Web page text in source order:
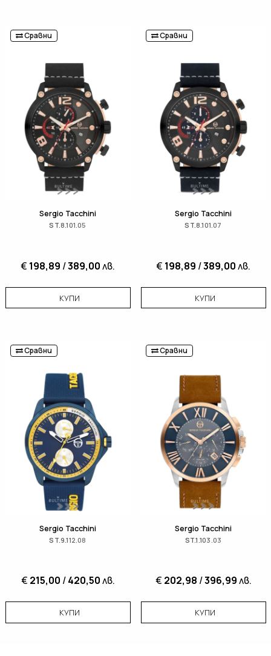
Сравни
Sergio Tacchini
ST.8.101.05
€ 198,89 /389,00лв.
КУПИ
Сравни
Sergio Tacchini
ST.8.101.07
€ 198,89 /389,00лв.
КУПИ
Сравни
Sergio Tacchini
ST.9.112.08
€ 215,00 /420,50лв.
КУПИ
Сравни
Sergio Tacchini
ST.1.103.03
€ 202,98 /396,99лв.
КУПИ